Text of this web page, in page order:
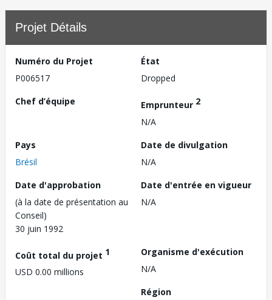
Projet Détails
Numéro du Projet
P006517
État
Dropped
Chef d’équipe
Emprunteur 2
N/A
Pays
Brésil
Date de divulgation
N/A
Date d'approbation
(à la date de présentation au
Conseil)
30 juin 1992
Date d'entrée en vigueur
N/A
Coût total du projet 1
USD 0.00 millions
Organisme d'exécution
N/A
Région